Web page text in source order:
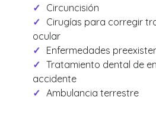
Circuncisión
Cirugías para corregir
ocular
Enfermedades
Tratamiento dental de
accidente
Ambulancia terrestre